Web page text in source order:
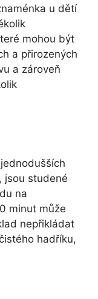
u dětí
mohou být
a přirozených
a zároveň
jsou studené
na
minut může
nepřikládat
hadříku,